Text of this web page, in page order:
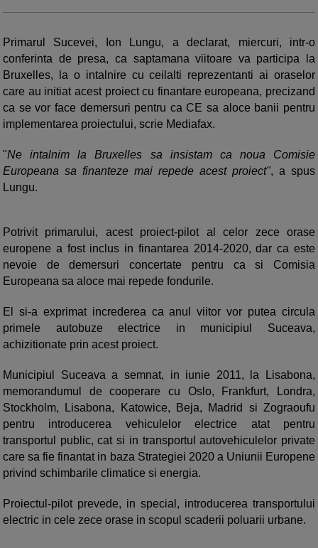
Primarul Sucevei, Ion Lungu, a declarat, miercuri, intr-o
conferinta de presa, ca saptamana viitoare va participa la
Bruxelles, la o intalnire cu ceilalti reprezentanti ai oraselor
care au initiat acest proiect cu finantare europeana, precizand
ca se vor face demersuri pentru ca CE sa aloce banii pentru
implementarea proiectului, scrie Mediafax.
"Ne intalnim la Bruxelles sa insistam ca noua Comisie
Europeana sa finanteze mai repede acest proiect", a spus
Lungu.
Potrivit primarului, acest proiect-pilot al celor zece orase
europene a fost inclus in finantarea 2014-2020, dar ca este
nevoie de demersuri concertate pentru ca si Comisia
Europeana sa aloce mai repede fondurile.
El si-a exprimat increderea ca anul viitor vor putea circula
primele autobuze electrice in municipiul Suceava,
achizitionate prin acest proiect.
Municipiul Suceava a semnat, in iunie 2011, la Lisabona,
memorandumul de cooperare cu Oslo, Frankfurt, Londra,
Stockholm, Lisabona, Katowice, Beja, Madrid si Zograoufu
pentru introducerea vehiculelor electrice atat pentru
transportul public, cat si in transportul autovehiculelor private
care sa fie finantat in baza Strategiei 2020 a Uniunii Europene
privind schimbarile climatice si energia.
Proiectul-pilot prevede, in special, introducerea transportului
electric in cele zece orase in scopul scaderii poluarii urbane.